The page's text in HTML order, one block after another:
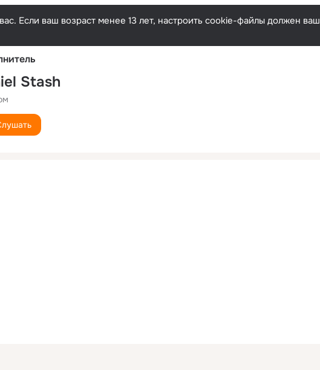
Русский
Если ваш возраст менее 13 лет, настроить cookie-файлы должен ваш
Stash